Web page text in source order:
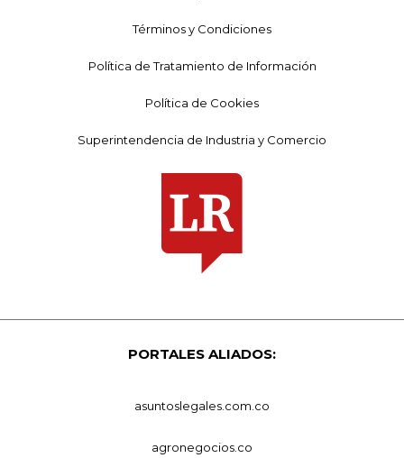
Términos y Condiciones
Política de Tratamiento de Información
Política de Cookies
Superintendencia de Industria y Comercio
PORTALES ALIADOS:
asuntoslegales.com.co
agronegocios.co